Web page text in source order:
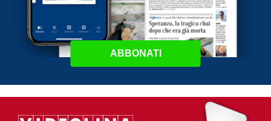
ABBONATI